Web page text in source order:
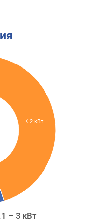
≤ 2 кВт
– 3 кВт